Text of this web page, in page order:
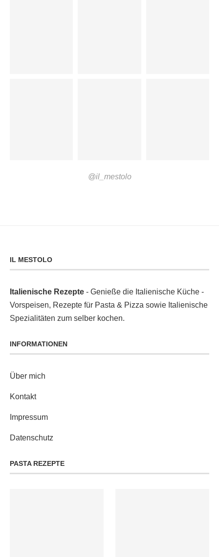
@il_mestolo
IL MESTOLO
Italienische Rezepte - Genieße die Italienische Küche -
Vorspeisen, Rezepte für Pasta & Pizza sowie Italienische
Spezialitäten zum selber kochen.
INFORMATIONEN
Über mich
Kontakt
Impressum
Datenschutz
PASTA REZEPTE